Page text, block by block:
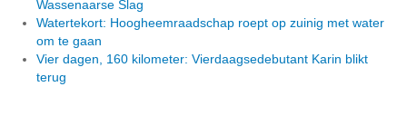
Wassenaarse Slag
Watertekort: Hoogheemraadschap roept op zuinig met water
om te gaan
Vier dagen, 160 kilometer: Vierdaagsedebutant Karin blikt
terug